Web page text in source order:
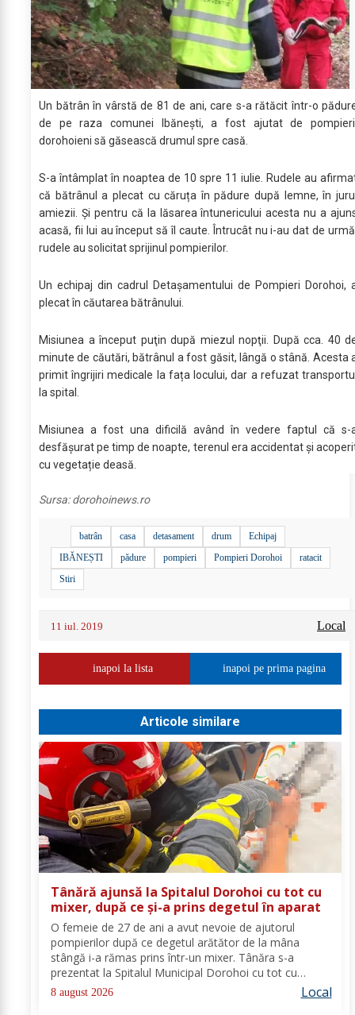
Un bătrân în vârstă de 81 de ani, care s-a rătăcit într-o
de pe raza comunei Ibănești, a fost ajutat de
dorohoieni să găsească drumul spre casă.
S-a întâmplat în noaptea de 10 spre 11 iulie. Rudele au
că bătrânul a plecat cu căruța în pădure după lemne, în
amiezii. Și pentru că la lăsarea întunericului acesta nu a
acasă, fii lui au început să îl caute. Întrucât nu i-au dat de
rudele au solicitat sprijinul pompierilor.
Un echipaj din cadrul Detaşamentului de Pompieri Dorohoi,
plecat în căutarea bătrânului.
Misiunea a început puţin după miezul nopţii. După cca. 40
minute de căutări, bătrânul a fost găsit, lângă o stână. Acesta
primit îngrijiri medicale la fața locului, dar a refuzat
la spital.
Misiunea a fost una dificilă având în vedere faptul că s-
desfășurat pe timp de noapte, terenul era accidentat și
cu vegetație deasă.
Sursa:dorohoinews.ro
batrân casa detasament drum
Echipaj
IBĂNEȘTI
pădure pompieri Pompieri Dorohoi
ratacit
Stiri
11 iul. 2019 Local
inapoi la lista inapoi pe prima pagina
Articole similare
Tânără ajunsă la Spitalul Dorohoi cu tot cu
mixer, după ce și-a prins degetul în aparat
O femeie de 27 de ani a avut nevoie de ajutorul
pompierilor după ce degetul arătător de la mâna
stângă i-a rămas prins într-un mixer. Tânăra s-a
prezentat la Spitalul Municipal Dorohoi cu tot cu
aparatul electrocasnic, iar medicii au solicitat
intervenția salvatorilor. Pompierii din cadrul...
8 august 2026 Local